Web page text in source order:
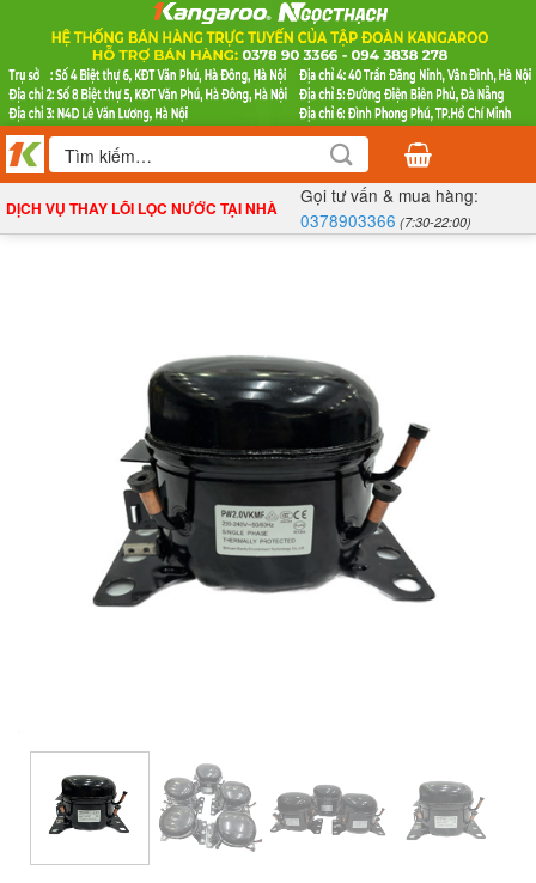
nội
dung
Tìm
kiếm:
DỊCH VỤ THAY LÕI LỌC NƯỚC TẠI NHÀ
Gọi tư vấn & mua hàng:
0378903366 (7:30-22:00)